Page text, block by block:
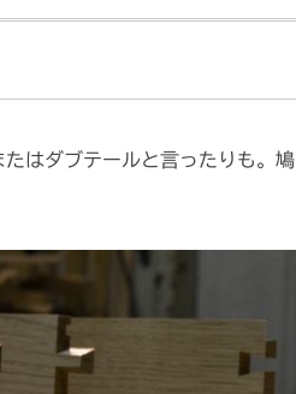
はダブテールと言ったりも。鳩